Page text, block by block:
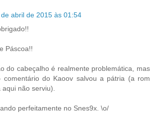
abril de 2015 às 01:54
Páscoa!!
do cabeçalho é realmente problemática, mas
comentário do Kaoov salvou a pátria (a rom
não serviu).
perfeitamente no Snes9x. \o/